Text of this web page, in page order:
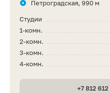
Петроградская, 990 м
Студии
1-комн.
2-комн.
3-комн.
4-комн.
+7 812 612